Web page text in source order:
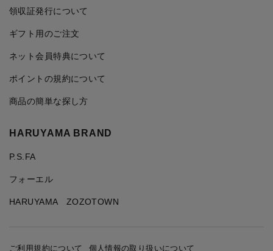
領収証発行について
ギフト用のご注文
ネット会員特典について
ポイントの規約について
商品の簡単な探し方
HARUYAMA BRAND
P.S.FA
フォーエル
HARUYAMA ZOZOTOWN
ご利用規約について 個人情報の取り扱いについて